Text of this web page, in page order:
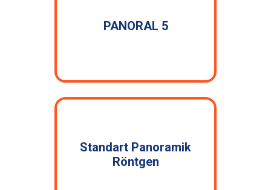
PANORAL 5
Standart Panoramik
Röntgen